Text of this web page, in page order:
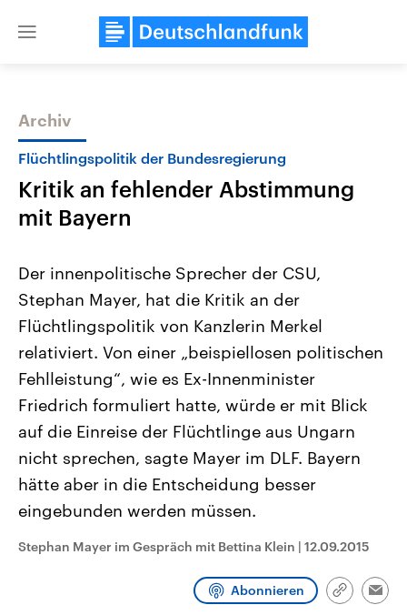
Close
Themen
Landtagswahl Sachsen-Anhalt
2026
Alle Informationen
Sachsen-Anhalt wählt am 6.
September 2026 einen neuen
Landtag. Seit 2021 wird das
Bundesland von einer Koalition aus
Umfragen, Prognosen,
Wahlprogramme, aktuelle Berichte
und Hintergründe zu den Parteien
und Kandidaten der anstehenden
Wahl.
USA
Aktuelle Beiträge,
Hintergründe
Wirtschaftlich und
gehören die Vereinigten
den mächtigsten Ländern
mit großem Einfluss auf
Sendungen Programm Podcasts
Audio-Archiv
Archiv
Flüchtlingspolitik der Bundesregierung
Kritik an fehlender Abstimmung
mit Bayern
Der innenpolitische Sprecher der CSU,
Stephan Mayer, hat die Kritik an der
Flüchtlingspolitik von Kanzlerin Merkel
relativiert. Von einer „beispiellosen politischen
Fehlleistung“, wie es Ex-Innenminister
Friedrich formuliert hatte, würde er mit Blick
auf die Einreise der Flüchtlinge aus Ungarn
nicht sprechen, sagte Mayer im DLF. Bayern
hätte aber in die Entscheidung besser
eingebunden werden müssen.
Stephan Mayer im Gespräch mit Bettina Klein | 12.09.2015
Abonnieren
Link